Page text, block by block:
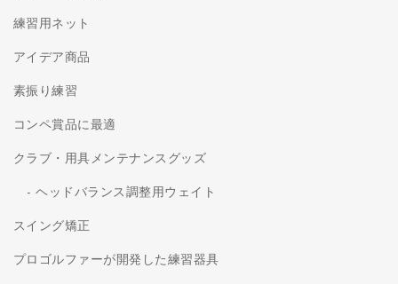
練習用ネット
アイデア商品
素振り練習
コンペ賞品に最適
クラブ・用具メンテナンスグッズ
ヘッドバランス調整用ウェイト
スイング矯正
プロゴルファーが開発した練習器具